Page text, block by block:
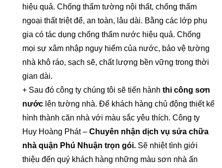
hiệu quả. Chống thấm tường nội thất, chống thấm
ngoại thất triệt để, an toàn, lâu dài. Bằng các lớp phụ
gia có tác dụng chống thấm nước hiệu quả. Chống
mọi sự xâm nhập nguy hiểm của nước, bảo vệ tường
nhà khô ráo, sạch sẽ, chất lượng bền vững trong thời
gian dài.
+ Sau đó công ty chúng tôi sẽ tiến hành thi công sơn
nước lên tường nhà. Để khách hàng chủ động thiết kế
hình thành căn nhà với màu sắc yêu thích. Công ty
Huy Hoàng Phát – Chuyên nhận dịch vụ sửa chữa
nhà quận Phú Nhuận trọn gói. Sẽ nhiệt tình giới
thiệu đến quý khách hàng những màu sơn nhà ấn